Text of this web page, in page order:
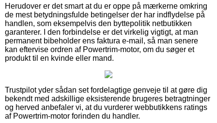
Herudover er det smart at du er oppe på mærkerne omkring
de mest betydningsfulde betingelser der har indflydelse på
handlen, som eksempelvis den byttepolitik netbutikken
garanterer. I den forbindelse er det virkelig vigtigt, at man
permanent bibeholder ens faktura e-mail, så man senere
kan eftervise ordren af Powertrim-motor, om du søger et
produkt til en kvinde eller mand.
Trustpilot yder sådan set fordelagtige genveje til at gøre dig
bekendt med adskillige eksisterende brugeres betragtninger
og herved anbefaler vi, at du vurderer webbutikkens ratings
af Powertrim-motor forinden du handler.